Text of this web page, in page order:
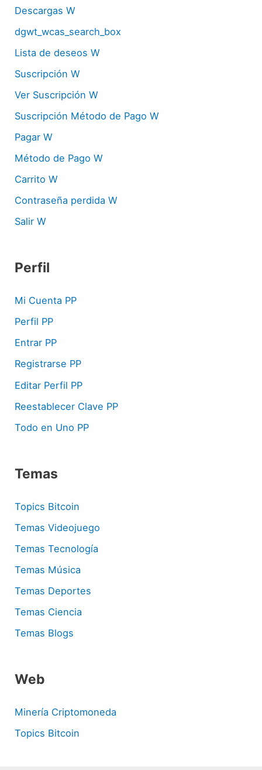
Descargas W
dgwt_wcas_search_box
Lista de deseos W
Suscripción W
Ver Suscripción W
Suscripción Método de Pago W
Pagar W
Método de Pago W
Carrito W
Contraseña perdida W
Salir W
Perfil
Mi Cuenta PP
Perfil PP
Entrar PP
Registrarse PP
Editar Perfil PP
Reestablecer Clave PP
Todo en Uno PP
Temas
Topics Bitcoin
Temas Videojuego
Temas Tecnología
Temas Música
Temas Deportes
Temas Ciencia
Temas Blogs
Web
Minería Criptomoneda
Topics Bitcoin